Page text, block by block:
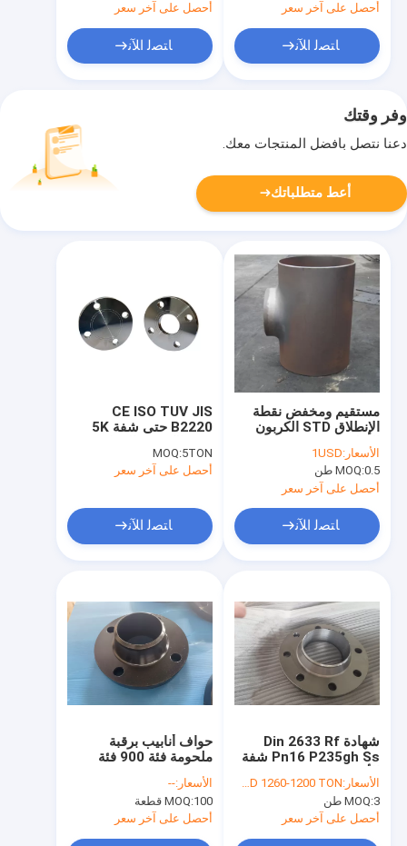
أحصل على آخر سعر
ﺎﺘﺼﻟ ﺍﻶﻧ
أحصل على آخر سعر
ﺎﺘﺼﻟ ﺍﻶﻧ
وفر وقتك
دعنا نتصل بأفضل المنتجات معك.
أعط متطلباتك
CE ISO TUV JIS
B2220 حتى شفة 5K
المقاوم للصدأ اللوحة
Gavalnized
MOQ:5TON
أحصل على آخر سعر
ﺎﺘﺼﻟ ﺍﻶﻧ
مستقيم ومخفض نقطة
الإنطلاق STD الكربون
تركيبات 1/2 بوصة
الأسعار:1USD
MOQ:0.5 طن
أحصل على آخر سعر
ﺎﺘﺼﻟ ﺍﻶﻧ
حواف أنابيب برقبة
ملحومة فئة 900 فئة
1500 F304
الأسعار:--
MOQ:100 قطعة
أحصل على آخر سعر
شهادة Din 2633 Rf
Pn16 P235gh Ss شفة
الأنبوب
الأسعار:USD 1260-1200 TON
MOQ:3 طن
أحصل على آخر سعر